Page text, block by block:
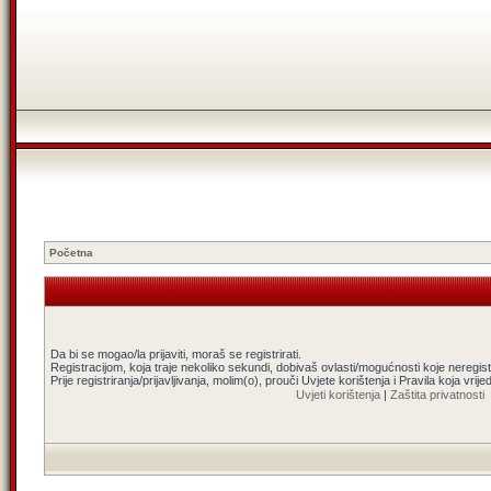
Početna
Da bi se mogao/la prijaviti, moraš se registrirati.
Registracijom, koja traje nekoliko sekundi, dobivaš ovlasti/mogućnosti koje
Prije registriranja/prijavljivanja, molim(o), prouči Uvjete korištenja i Pravila koja
Uvjeti korištenja | Zaštita privatnosti